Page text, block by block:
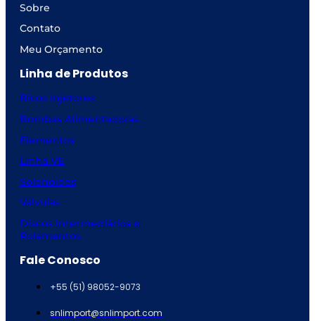
Sobre
Contato
Meu Orçamento
Linha de Produtos
Bicos Injetores
Bombas Alimentadoras
Elementos
Linha VE
Solenóides
Válvulas
Discos intermediários e
Rolamentos
Fale Conosco
+55 (51) 98052-9073
snlimport@snlimport.com